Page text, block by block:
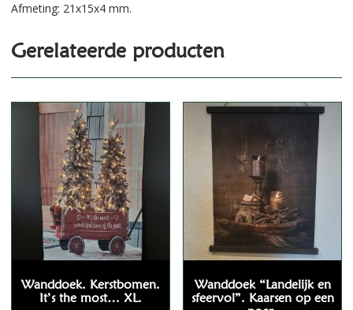
Afmeting: 21x15x4 mm.
Gerelateerde producten
Wanddoek. Kerstbomen.
It’s the most… XL.
Wanddoek “Landelijk en
sfeervol”. Kaarsen op een